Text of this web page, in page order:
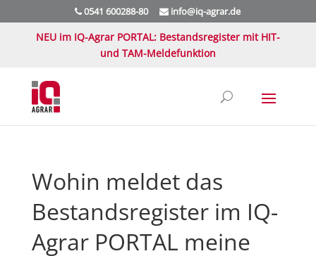
0541 600288-80 info@iq-agrar.de
NEU im IQ-Agrar PORTAL: Bestandsregister mit HIT-
und TAM-Meldefunktion
Wohin meldet das
Bestandsregister im IQ-
Agrar PORTAL meine